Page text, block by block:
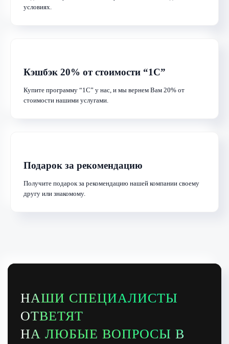
условиях.
Кэшбэк 20% от стоимости “1С”
Купите программу “1С” у нас, и мы вернем Вам 20% от
стоимости нашими услугами.
Подарок за рекомендацию
Получите подарок за рекомендацию нашей компании своему
другу или знакомому.
НАШИ СПЕЦИАЛИСТЫ
ОТВЕТЯТ
НА ЛЮБЫЕ ВОПРОСЫ В